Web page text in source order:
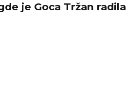
je Goca Tržan radila